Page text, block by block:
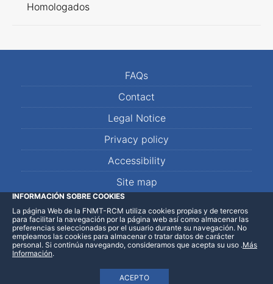
Homologados
FAQs
Contact
Legal Notice
Privacy policy
Accessibility
Site map
LinkedInFacebookWhatsApp
INFORMACIÓN SOBRE COOKIES
La página Web de la FNMT-RCM utiliza cookies propias y de terceros
para facilitar la navegación por la página web así como almacenar las
preferencias seleccionadas por el usuario durante su navegación. No
empleamos las cookies para almacenar o tratar datos de carácter
personal. Si continúa navegando, consideramos que acepta su uso
ACEPTO
.Más
Información.